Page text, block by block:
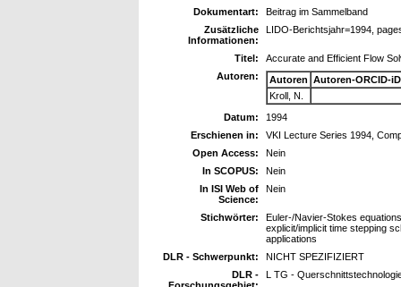
Dokumentart:
Beitrag im Sammelband
Zusätzliche
Informationen:
LIDO-Berichtsjahr=1994,
Titel:
Accurate and Efficient Flow
Autoren:
Autoren Autoren-ORCID-iD
Kroll, N.
Datum:
1994
Erschienen in:
VKI Lecture Series 1994,
Open Access:
Nein
In SCOPUS:
Nein
In ISI Web of
Science:
Nein
Stichwörter:
Euler-/Navier-Stokes
explicit/implicit time stepping
applications
DLR - Schwerpunkt:
NICHT SPEZIFIZIERT
DLR -
L TG -